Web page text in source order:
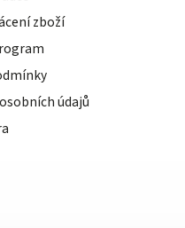
zboží
údajů